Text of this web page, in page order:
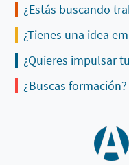
¿Estás buscando
¿Tienes una idea
¿Quieres impulsar
¿Buscas formación?